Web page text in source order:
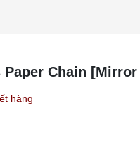
Paper Chain
hàng